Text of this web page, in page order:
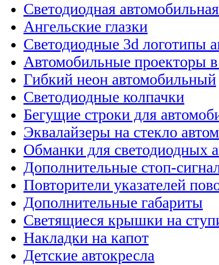
Светодиодная
Ангельские глазки
Светодиодные 3d логотипы
Автомобильные проекторы
Гибкий неон автомобильный
Светодиодные колпачки
Бегущие строки для
Эквалайзеры на стекло
Обманки для светодиодных
Дополнительные стоп-
Повторители указателей
Дополнительные габариты
Светящиеся крышки на
Накладки на капот
Детские автокресла